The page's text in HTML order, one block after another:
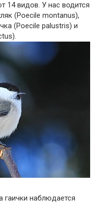
14 видов. У нас водится
(Poecile montanus),
(Poecile palustris) и
гаички наблюдается